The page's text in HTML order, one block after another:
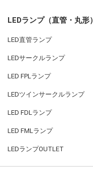
LEDランプ（直管・丸形）
LED直管ランプ
LEDサークルランプ
LED FPLランプ
LEDツインサークルランプ
LED FDLランプ
LED FMLランプ
LEDランプOUTLET